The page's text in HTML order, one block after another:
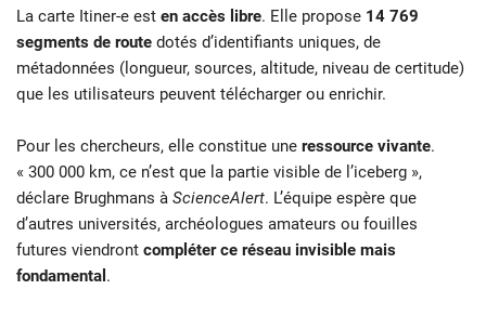
La carte Itiner-e est en accès libre. Elle propose 14 769
segments de route dotés d’identifiants uniques, de
métadonnées (longueur, sources, altitude, niveau de certitude)
que les utilisateurs peuvent télécharger ou enrichir.
Pour les chercheurs, elle constitue une ressource vivante.
« 300 000 km, ce n’est que la partie visible de l’iceberg »,
déclare Brughmans à ScienceAlert. L’équipe espère que
d’autres universités, archéologues amateurs ou fouilles
futures viendront compléter ce réseau invisible mais
fondamental .